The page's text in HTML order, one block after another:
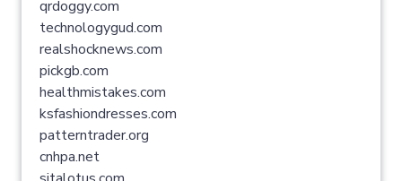
qrdoggy.com
technologygud.com
realshocknews.com
pickgb.com
healthmistakes.com
ksfashiondresses.com
patterntrader.org
cnhpa.net